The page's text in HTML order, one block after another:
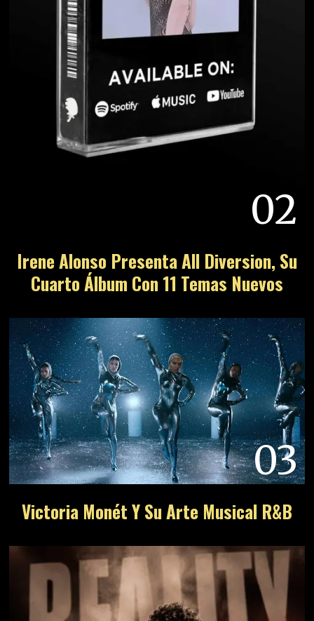
02
Irene Alonso Presenta All Diversion, Su
Cuarto Álbum Con 11 Temas Nuevos
03
Victoria Monét Y Su Arte Musical R&B